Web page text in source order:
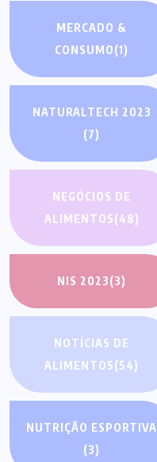
MERCADO &
CONSUMO(1)
NATURALTECH 2023
(7)
NEGÓCIOS DE
ALIMENTOS(48)
NIS 2023(3)
NOTÍCIAS DE
ALIMENTOS(54)
NUTRIÇÃO ESPORTIVA
(3)